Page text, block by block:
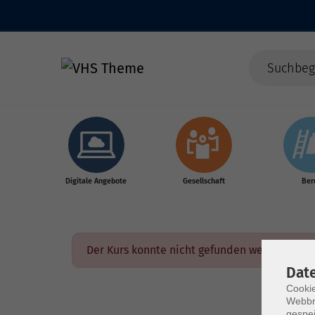
Digitale Angebote Gesellschaft
Der Kurs konnte nicht gefunden werden.